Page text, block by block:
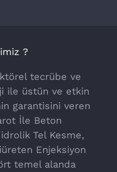
?
tecrübe ve
ile üstün ve etkin
garantisini veren
İle Beton
Tel Kesme,
Enjeksiyon
temel alanda